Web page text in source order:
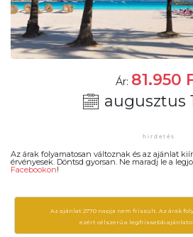
Ár: 81.950
augusztus
Az árak folyamatosan változnak és az ajánlat
érvényesek. Döntsd gyorsan. Ne maradj le a
Facebookon!
Az ajánlat 2770 napja nem frissült. Az árak
ezért célszerű a legfrissebb